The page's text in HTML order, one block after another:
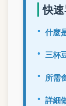
快
什麼
三杯
所需
詳細